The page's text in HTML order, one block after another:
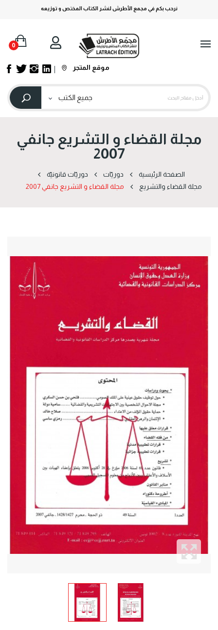
نرحب بكم في مجمع الأطرش لنشر الكتاب المختص و توزيعه
0
موقع المتجر
مجلة القضاء و التشريع جانفي
2007
الصفحة الرئيسية دوریّات
دوریّات قانونیّة
مجلة القضاء والتشريع
مجلة القضاء و التشريع جانفي 2007